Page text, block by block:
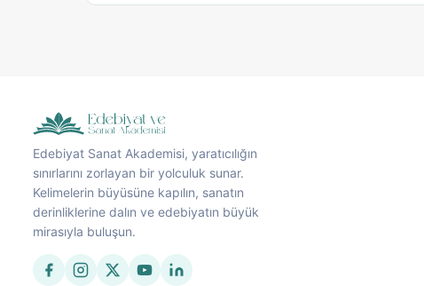
Edebiyat Sanat Akademisi, yaratıcılığın
sınırlarını zorlayan bir yolculuk sunar.
Kelimelerin büyüsüne kapılın, sanatın
derinliklerine dalın ve edebiyatın büyük
mirasıyla buluşun.